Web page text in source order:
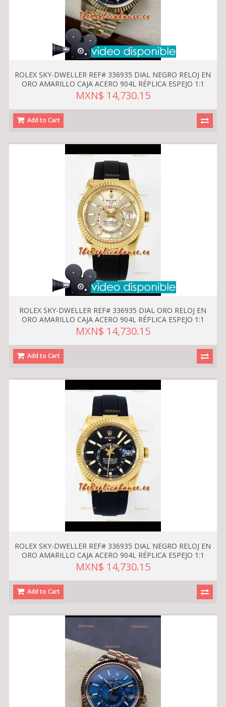
ROLEX SKY-DWELLER REF# 336935 DIAL NEGRO RELOJ EN
ORO AMARILLO CAJA ACERO 904L RÉPLICA ESPEJO 1:1
MXN$ 14,730.15
Add to Cart
ROLEX SKY-DWELLER REF# 336935 DIAL ORO RELOJ EN
ORO AMARILLO CAJA ACERO 904L RÉPLICA ESPEJO 1:1
MXN$ 14,730.15
Add to Cart
ROLEX SKY-DWELLER REF# 336935 DIAL NEGRO RELOJ EN
ORO AMARILLO CAJA ACERO 904L RÉPLICA ESPEJO 1:1
MXN$ 14,730.15
Add to Cart